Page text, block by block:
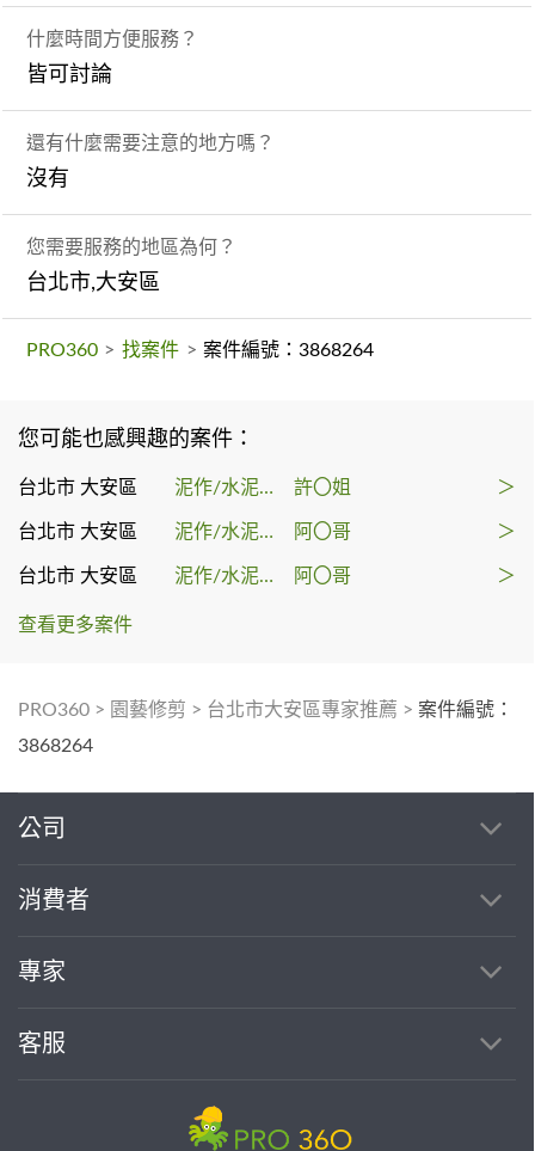
什麼時間方便服務？
皆可討論
還有什麼需要注意的地方嗎？
沒有
您需要服務的地區為何？
台北市,大安區
PRO360 > 找案件 > 案件編號：3868264
您可能也感興趣的案件：
台北市 大安區 泥作/水泥施工 許〇姐 ＞
台北市 大安區 泥作/水泥施工 阿〇哥 ＞
台北市 大安區 泥作/水泥施工 阿〇哥 ＞
查看更多案件
PRO360 > 園藝修剪 > 台北市大安區專家推薦 > 案件編號：
3868264
公司
消費者
專家
客服